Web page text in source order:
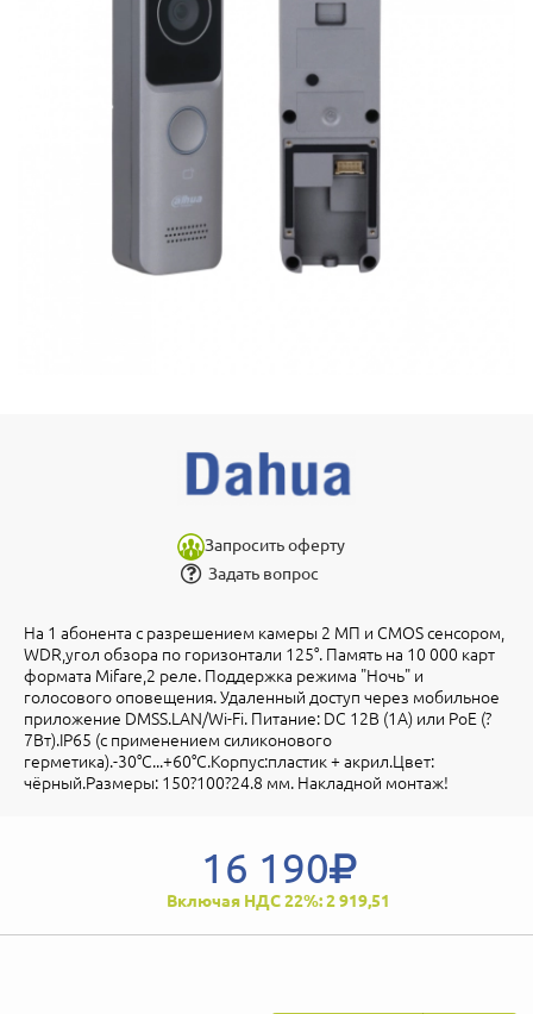
Запросить оферту
Задать вопрос
На 1 абонента с разрешением камеры 2 МП и CMOS сенсором,
WDR,угол обзора по горизонтали 125°. Память на 10 000 карт
формата Mifare,2 реле. Поддержка режима "Ночь" и
голосового оповещения. Удаленный доступ через мобильное
приложение DMSS.LAN/Wi-Fi. Питание: DC 12В (1А) или PoE (?
7Вт).IP65 (с применением силиконового
герметика).-30°C...+60°C.Корпус:пластик + акрил.Цвет:
чёрный.Размеры: 150?100?24.8 мм. Накладной монтаж!
16 190
Включая НДС 22%: 2 919,51